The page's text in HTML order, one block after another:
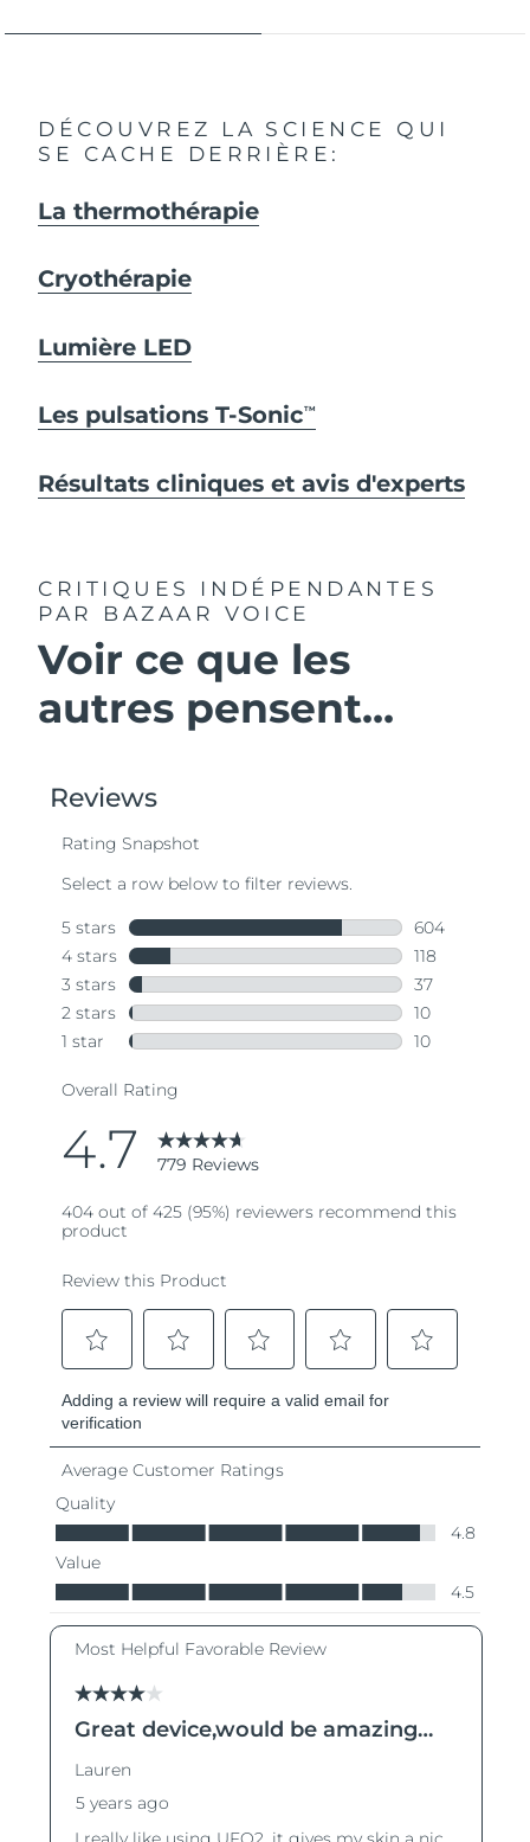
DÉCOUVREZ LA SCIENCE QUI
SE CACHE DERRIÈRE:
La thermothérapie
Cryothérapie
Lumière LED
Les pulsations T-SonicTM
Résultats cliniques et avis d'experts
CRITIQUES INDÉPENDANTES
PAR BAZAAR VOICE
Voir ce que les
autres pensent...